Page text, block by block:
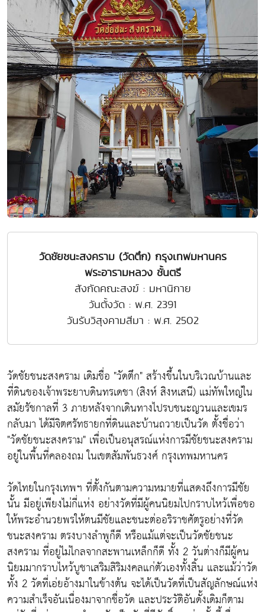
วัดชัยชนะสงคราม (วัดตึก) กรุงเทพมหานคร
พระอารามหลวง ชั้นตรี
สังกัดคณะสงฆ์ : มหานิกาย
วันตั้งวัด : พ.ศ. 2391
วันรับวิสุงคามสีมา : พ.ศ. 2502
วัดชัยชนะสงคราม เดิมชื่อ "วัดตึก" สร้างขึ้นในบริเวณบ้านและ
ที่ดินของเจ้าพระยาบดินทรเดชา (สิงห์ สิงหเสนี) แม่ทัพใหญ่ใน
สมัยรัชกาลที่ 3 ภายหลังจากเดินทางไปรบชนะญวนและเขมร
กลับมา ได้มีจิตศรัทธายกที่ดินและบ้านถวายเป็นวัด ตั้งชื่อว่า
"วัดชัยชนะสงคราม" เพื่อเป็นอนุสรณ์แห่งการมีชัยชนะสงคราม
อยู่ในพื้นที่คลองถม ในเขตสัมพันธวงศ์ กรุงเทพมหานคร
วัดไทยในกรุงเทพฯ ที่ตั้งกันตามความหมายที่แสดงถึงการมีชัย
นั้น มีอยู่เพียงไม่กี่แห่ง อย่างวัดที่มีผู้คนนิยมไปกราบไหว้เพื่อขอ
ให้พระอำนวยพรให้ตนมีชัยและชนะต่ออริราชศัตรูอย่างที่วัด
ชนะสงคราม ตรงบางลำพูก็ดี หรือแม้แต่จะเป็นวัดชัยชนะ
สงคราม ที่อยู่ไม่ไกลจากสะพานเหล็กก็ดี ทั้ง 2 วันต่างก็มีผู้คน
นิยมมากราบไหว้บูชาเสริมสิริมงคลแก่ตัวเองทั้งสิ้น และแม้ว่าวัด
ทั้ง 2 วัดที่เอ่ยอ้างมาในข้างต้น จะได้เป็นวัดที่เป็นสัญลักษณ์แห่ง
ความสำเร็จอันเนื่องมาจากชื่อวัด และประวัติอันดั้งเดิมก็ตาม